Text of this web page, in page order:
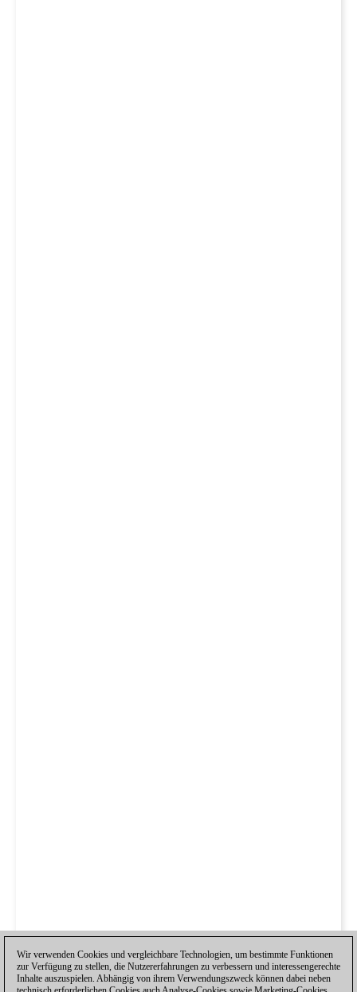
Wir verwenden Cookies und vergleichbare Technologien, um bestimmte Funktionen
zur Verfügung zu stellen, die Nutzererfahrungen zu verbessern und interessengerechte
Inhalte auszuspielen. Abhängig von ihrem Verwendungszweck können dabei neben